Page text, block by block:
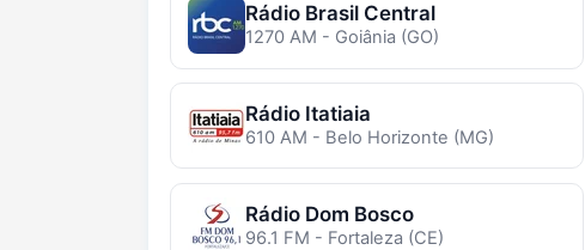
Rádio Brasil Central
1270 AM - Goiânia (GO)
Rádio Itatiaia
610 AM - Belo Horizonte (MG)
Rádio Dom Bosco
96.1 FM - Fortaleza (CE)